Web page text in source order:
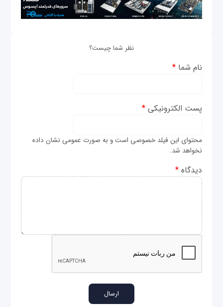
نظر شما چیست؟
نام شما*
پست الکترونیکی*
محتوای این فیلد خصوصی است و به صورت عمومی نشان داده
نخواهد شد.
دیدگاه*